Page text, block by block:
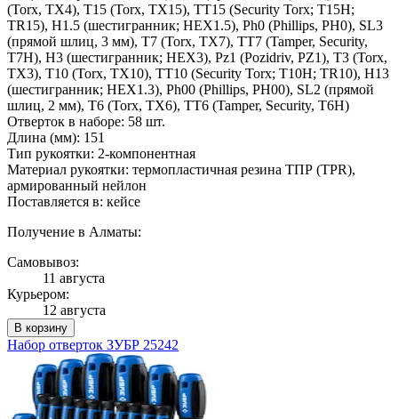
(Torx, TX4), T15 (Torx, TX15), TT15 (Security Torx; T15H;
TR15), H1.5 (шестигранник; HEX1.5), Ph0 (Phillips, PH0), SL3
(прямой шлиц, 3 мм), T7 (Torx, TX7), TT7 (Tamper, Security,
T7H), H3 (шестигранник; HEX3), Pz1 (Pozidriv, PZ1), T3 (Torx,
TX3), T10 (Torx, TX10), TT10 (Security Torx; T10H; TR10), H13
(шестигранник; HEX1.3), Ph00 (Phillips, PH00), SL2 (прямой
шлиц, 2 мм), T6 (Torx, TX6), TT6 (Tamper, Security, T6H)
Отверток в наборе: 58 шт.
Длина (мм): 151
Тип рукоятки: 2-компонентная
Материал рукоятки: термопластичная резина ТПР (TPR),
армированный нейлон
Поставляется в: кейсе
Получение в Алматы:
Самовывоз:
11 августа
Курьером:
12 августа
В корзину
Набор отверток ЗУБР 25242